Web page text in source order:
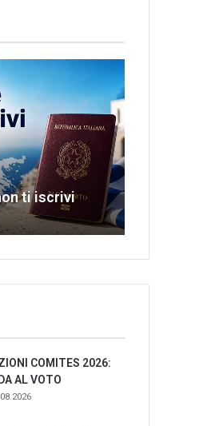
ti iscrivi
the
of
dance
COMITES 2026:
AL VOTO